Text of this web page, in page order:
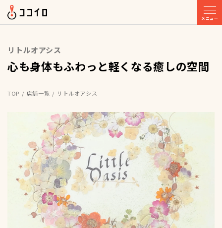
メニュー
リトルオアシス
心も身体もふわっと軽くなる癒しの空間
TOP 店舗一覧 リトルオアシス